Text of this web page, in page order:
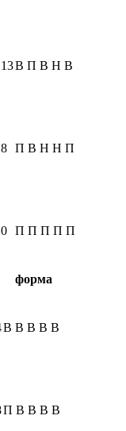
13В П В Н В
8 П В Н Н П
0 П П П П П
форма
В В В В В
П В В В В